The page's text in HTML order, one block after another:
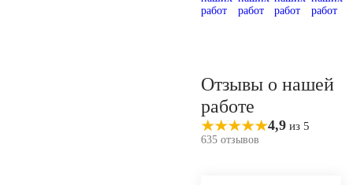
Отзывы о нашей
работе
4,9 из 5
635 отзывов